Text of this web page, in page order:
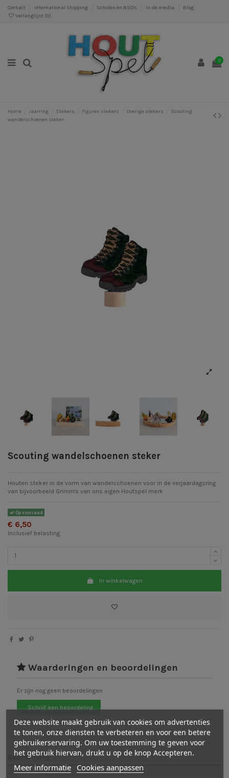
Contact International shipping Scholen en BSO's In de media
Blog
Verlanglijst (0)
0
Home Jaarring Stekers Figuren stekers Overige stekers
Scouting
wandelschoenen steker
Scouting wandelschoenen steker
Houten steker in de vorm van wandelschoenen voor in de verjaardagsring
van bijvoorbeeld Grimm's van ons eigen Houtspel merk
Op voorraad
€ 6,50
Inclusief belasting
In winkelwagen
Waarderingen en beoordelingen
Er zijn nog geen beoordelingen
Schrijf een beoordeling
Beschrijving
Beoordelingen (0)
Deze website maakt gebruik van cookies om advertenties
te tonen, onze diensten te verbeteren en voor een betere
gebruikerservaring. Om uw toestemming te geven voor
het gebruik hiervan, drukt u op de knop Accepteren.
Meer informatie Cookies aanpassen